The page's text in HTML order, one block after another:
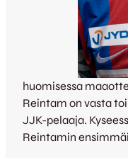
huomisessa
Reintam on vasta
JJK-pelaaja.
Reintamin